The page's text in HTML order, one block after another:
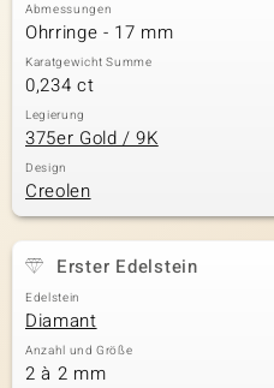
Classics
Abmessungen
Ohrringe - 17 mm
Karatgewicht Summe
0,234 ct
Legierung
375er Gold / 9K
Design
Creolen
Erster Edelstein
Edelstein
Diamant
Anzahl und Größe
2 à 2 mm